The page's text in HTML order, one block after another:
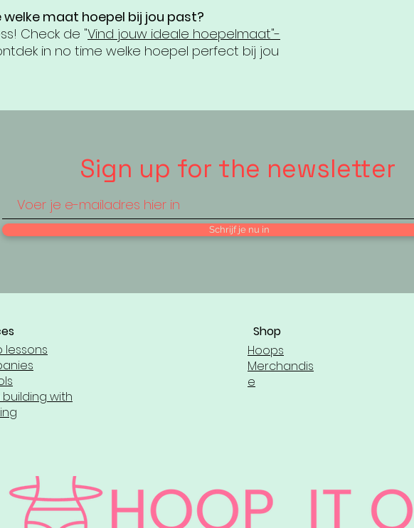
welke maat hoepel bij jou past?
Check de "Vind jouw ideale hoepelmaat"-
in no time welke hoepel perfect bij jou
Sign up for the newsletter
Schrijf je nu in
Shop
building with
Merchandis
e
lessons Hoops